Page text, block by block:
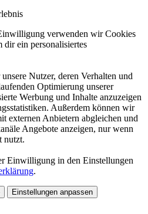
verwenden wir Cookies
dir ein personalisiertes
Nutzer, deren Verhalten und
Optimierung unserer
Werbung und Inhalte anzuzeigen
Außerdem können wir
externen Anbietern abgleichen und
Angebote anzeigen, nur wenn
nutzt.
Einwilligung in den Einstellungen
.
Einstellungen anpassen